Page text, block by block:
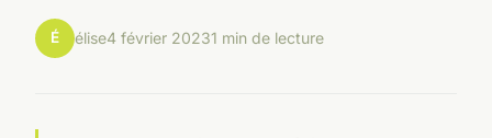
É élise4 février 20231 min de lecture